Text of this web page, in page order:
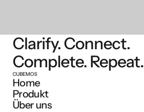
Clarify. Connect.
Complete. Repeat.
CUBEMOS
Home
Produkt
Über uns